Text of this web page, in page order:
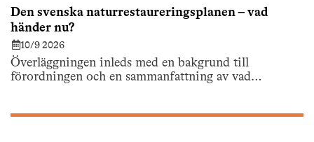
Den svenska naturrestaureringsplanen – vad
händer nu?
10/9 2026
Överläggningen inleds med en bakgrund till
förordningen och en sammanfattning av vad…